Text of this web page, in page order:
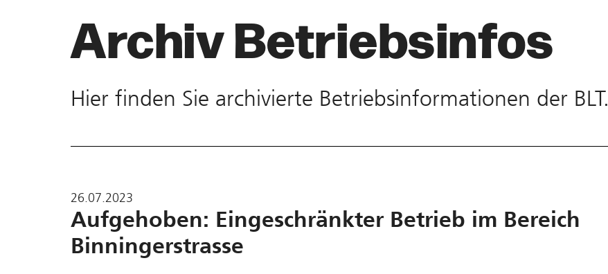
Archiv Betriebs­infos
Hier finden Sie ar­chivierte Betriebs­informationen der BLT.
26.07.2023
Aufgehoben: Eingeschränkter Betrieb im Bereich
Binningerstrasse